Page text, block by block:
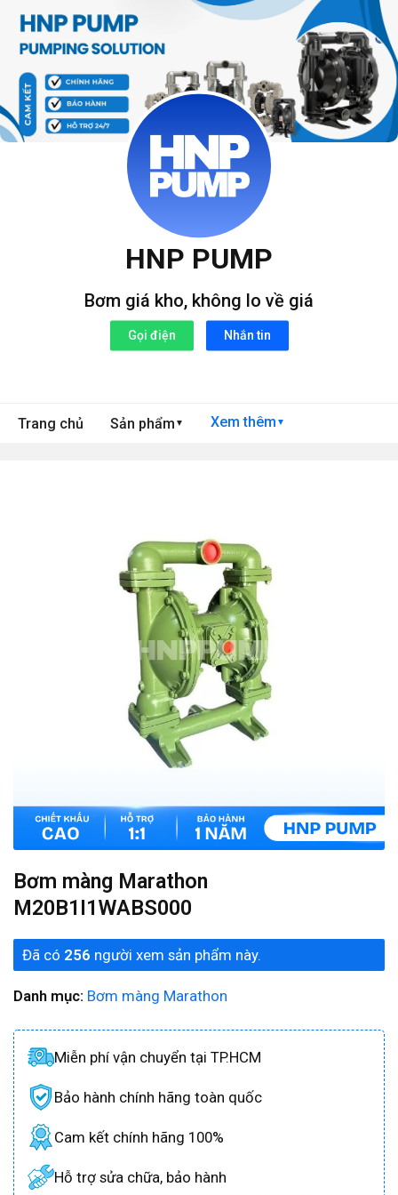
qua
dung
HNP PUMP
Bơm giá kho, không lo về giá
Gọi điện Nhắn tin
Trang chủ Sản phẩm ▼ Xem thêm ▼
Bơm màng Marathon
M20B1I1WABS000
Đã có 256 người xem sản phẩm này.
Danh mục: Bơm màng Marathon
Miễn phí vận chuyển tại TP.HCM
Bảo hành chính hãng toàn quốc
Cam kết chính hãng 100%
Hỗ trợ sửa chữa, bảo hành